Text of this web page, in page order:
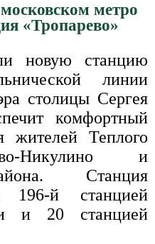
метро
«Тропарево»
новую станцию
линии
столицы Сергея
комфортный
жителей Теплого
Никулино и
Станция
196-й станцией
и 20 станцией